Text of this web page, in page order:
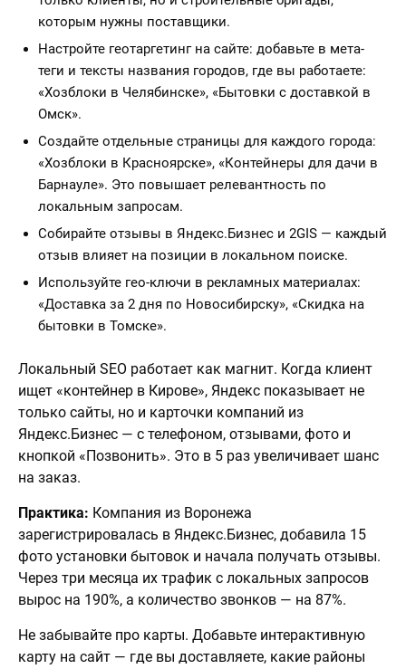
которым нужны поставщики.
Настройте геотаргетинг на сайте: добавьте в мета-
теги и тексты названия городов, где вы работаете:
«Хозблоки в Челябинске», «Бытовки с доставкой в
Омск».
Создайте отдельные страницы для каждого города:
«Хозблоки в Красноярске», «Контейнеры для дачи в
Барнауле». Это повышает релевантность по
локальным запросам.
Собирайте отзывы в Яндекс.Бизнес и 2GIS — каждый
отзыв влияет на позиции в локальном поиске.
Используйте гео-ключи в рекламных материалах:
«Доставка за 2 дня по Новосибирску», «Скидка на
бытовки в Томске».
Локальный SEO работает как магнит. Когда клиент
ищет «контейнер в Кирове», Яндекс показывает не
только сайты, но и карточки компаний из
Яндекс.Бизнес — с телефоном, отзывами, фото и
кнопкой «Позвонить». Это в 5 раз увеличивает шанс
на заказ.
Практика: Компания из Воронежа
зарегистрировалась в Яндекс.Бизнес, добавила 15
фото установки бытовок и начала получать отзывы.
Через три месяца их трафик с локальных запросов
вырос на 190%, а количество звонков — на 87%.
Не забывайте про карты. Добавьте интерактивную
карту на сайт — где вы доставляете, какие районы